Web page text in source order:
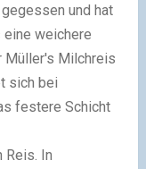
und hat
weichere
Müller's Milchreis
sich bei
festere Schicht
Reis. In